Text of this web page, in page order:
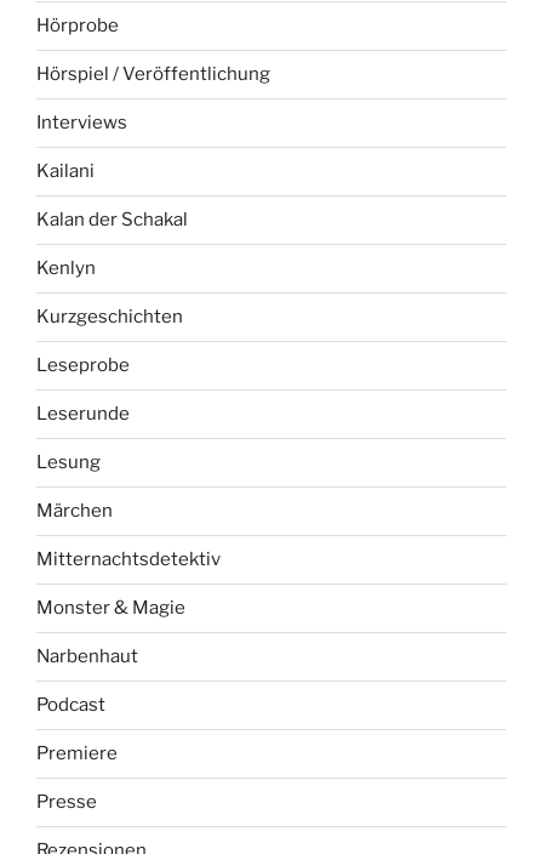
Hörprobe
Hörspiel / Veröffentlichung
Interviews
Kailani
Kalan der Schakal
Kenlyn
Kurzgeschichten
Leseprobe
Leserunde
Lesung
Märchen
Mitternachtsdetektiv
Monster & Magie
Narbenhaut
Podcast
Premiere
Presse